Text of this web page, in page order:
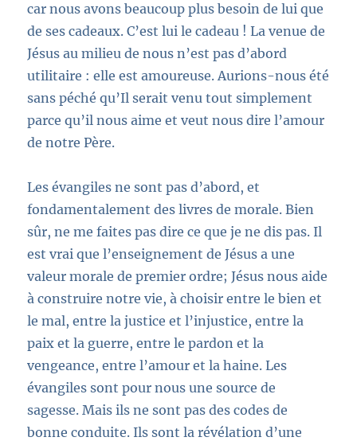
car nous avons beaucoup plus besoin de lui que
de ses cadeaux. C’est lui le cadeau ! La venue de
Jésus au milieu de nous n’est pas d’abord
utilitaire : elle est amoureuse. Aurions-nous été
sans péché qu’Il serait venu tout simplement
parce qu’il nous aime et veut nous dire l’amour
de notre Père.
Les évangiles ne sont pas d’abord, et
fondamentalement des livres de morale. Bien
sûr, ne me faites pas dire ce que je ne dis pas. Il
est vrai que l’enseignement de Jésus a une
valeur morale de premier ordre; Jésus nous aide
à construire notre vie, à choisir entre le bien et
le mal, entre la justice et l’injustice, entre la
paix et la guerre, entre le pardon et la
vengeance, entre l’amour et la haine. Les
évangiles sont pour nous une source de
sagesse. Mais ils ne sont pas des codes de
bonne conduite. Ils sont la révélation d’une